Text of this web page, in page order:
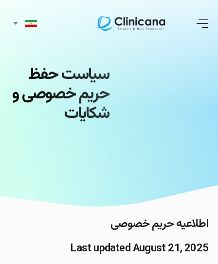
سیاست حفظ
حریمخصوصیو
شکایات
اطلاعیه حریم خصوصی
Last updated August 21, 2025